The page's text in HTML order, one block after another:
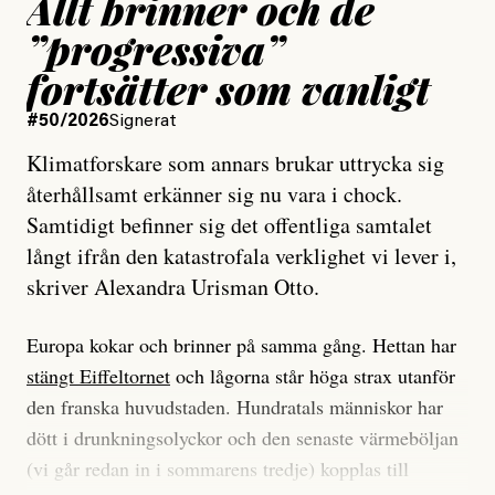
”progressiva”
fortsätter som vanligt
#50/2026Signerat
Klimatforskare som annars brukar uttrycka sig
återhållsamt erkänner sig nu vara i chock.
Samtidigt befinner sig det offentliga samtalet
långt ifrån den katastrofala verklighet vi lever i,
skriver Alexandra Urisman Otto.
Europa kokar och brinner på samma gång. Hettan har
stängt Eiffeltornet och lågorna står höga strax utanför
den franska huvudstaden. Hundratals människor har
dött i drunkningsolyckor och den senaste värmeböljan
(vi går redan in i sommarens tredje) kopplas till